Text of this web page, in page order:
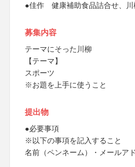
●佳作 健康補助食品詰合せ、川
募集内容
テーマにそった川柳
【テーマ】
スポーツ
※お題を上手に使うこと
提出物
●必要事項
※以下の事項を記入すること
名前（ペンネーム）・メールア